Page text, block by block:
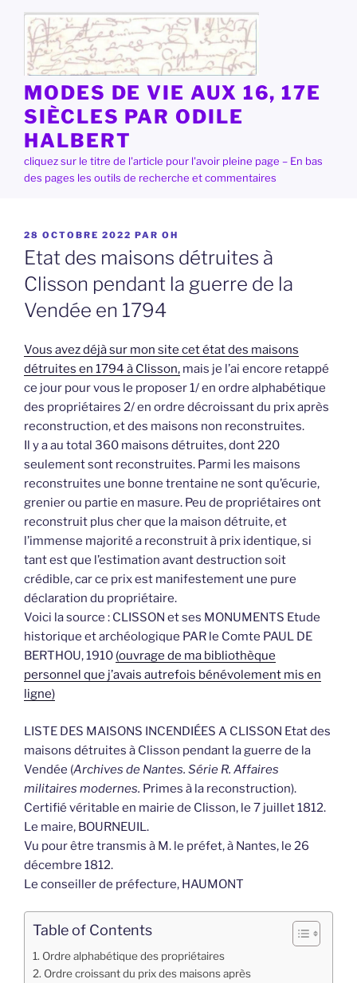
contenu
principal
MODES DE VIE AUX 16, 17E
SIÈCLES PAR ODILE
HALBERT
cliquez sur le titre de l'article pour l'avoir pleine page – En bas
des pages les outils de recherche et commentaires
PUBLIÉ
LE
28 OCTOBRE 2022 PAR OH
Etat des maisons détruites à
Clisson pendant la guerre de la
Vendée en 1794
Vous avez déjà sur mon site cet état des maisons
détruites en 1794 à Clisson, mais je l’ai encore retappé
ce jour pour vous le proposer 1/ en ordre alphabétique
des propriétaires 2/ en ordre décroissant du prix après
reconstruction, et des maisons non reconstruites.
Il y a au total 360 maisons détruites, dont 220
seulement sont reconstruites. Parmi les maisons
reconstruites une bonne trentaine ne sont qu’écurie,
grenier ou partie en masure. Peu de propriétaires ont
reconstruit plus cher que la maison détruite, et
l’immense majorité a reconstruit à prix identique, si
tant est que l’estimation avant destruction soit
crédible, car ce prix est manifestement une pure
déclaration du propriétaire.
Voici la source : CLISSON et ses MONUMENTS Etude
historique et archéologique PAR le Comte PAUL DE
BERTHOU, 1910 (ouvrage de ma bibliothèque
personnel que j’avais autrefois bénévolement mis en
ligne)
LISTE DES MAISONS INCENDIÉES A CLISSON Etat des
maisons détruites à Clisson pendant la guerre de la
Vendée (Archives de Nantes. Série R. Affaires
militaires modernes. Primes à la reconstruction).
Certifié véritable en mairie de Clisson, le 7 juillet 1812.
Le maire, BOURNEUIL.
Vu pour être transmis à M. le préfet, à Nantes, le 26
décembre 1812.
Le conseiller de préfecture, HAUMONT
Table of Contents
Ordre alphabétique des propriétaires
Ordre croissant du prix des maisons après